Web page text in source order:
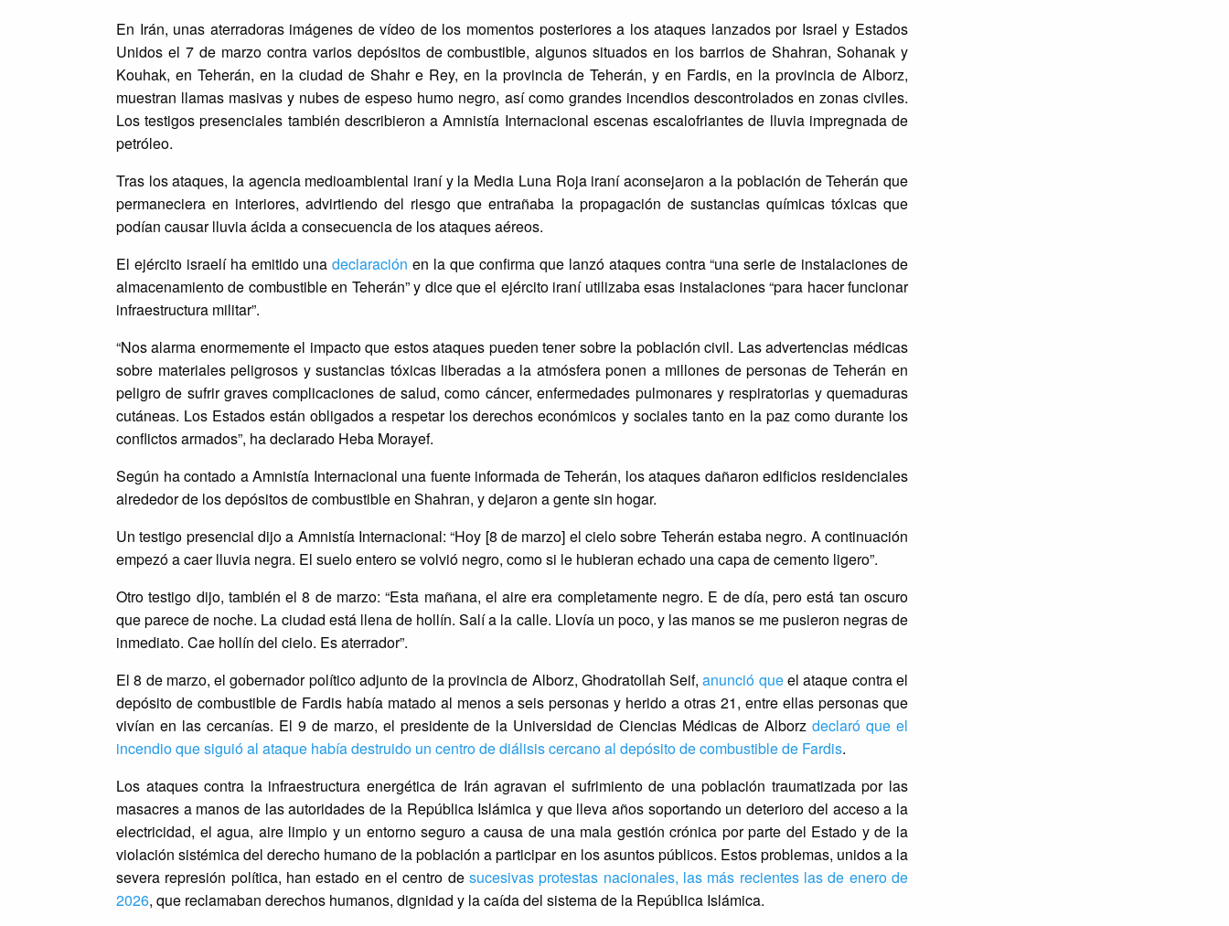
En Irán, unas aterradoras imágenes de vídeo de los momentos posteriores a los ataques lanzados por Israel y Estados
Unidos el 7 de marzo contra varios depósitos de combustible, algunos situados en los barrios de Shahran, Sohanak y
Kouhak, en Teherán, en la ciudad de Shahr e Rey, en la provincia de Teherán, y en Fardis, en la provincia de Alborz,
muestran llamas masivas y nubes de espeso humo negro, así como grandes incendios descontrolados en zonas civiles.
Los testigos presenciales también describieron a Amnistía Internacional escenas escalofriantes de lluvia impregnada de
petróleo.
Tras los ataques, la agencia medioambiental iraní y la Media Luna Roja iraní aconsejaron a la población de Teherán que
permaneciera en interiores, advirtiendo del riesgo que entrañaba la propagación de sustancias químicas tóxicas que
podían causar lluvia ácida a consecuencia de los ataques aéreos.
El ejército israelí ha emitido unadeclaración en la que confirma que lanzó ataques contra “una serie de instalaciones de
almacenamiento de combustible en Teherán” y dice que el ejército iraní utilizaba esas instalaciones “para hacer funcionar
infraestructura militar”.
“Nos alarma enormemente el impacto que estos ataques pueden tener sobre la población civil. Las advertencias médicas
sobre materiales peligrosos y sustancias tóxicas liberadas a la atmósfera ponen a millones de personas de Teherán en
peligro de sufrir graves complicaciones de salud, como cáncer, enfermedades pulmonares y respiratorias y quemaduras
cutáneas. Los Estados están obligados a respetar los derechos económicos y sociales tanto en la paz como durante los
conflictos armados”, ha declarado Heba Morayef.
Según ha contado a Amnistía Internacional una fuente informada de Teherán, los ataques dañaron edificios residenciales
alrededor de los depósitos de combustible en Shahran, y dejaron a gente sin hogar.
Un testigo presencial dijo a Amnistía Internacional: “Hoy [8 de marzo] el cielo sobre Teherán estaba negro. A continuación
empezó a caer lluvia negra. El suelo entero se volvió negro, como si le hubieran echado una capa de cemento ligero”.
Otro testigo dijo, también el 8 de marzo: “Esta mañana, el aire era completamente negro. E de día, pero está tan oscuro
que parece de noche. La ciudad está llena de hollín. Salí a la calle. Llovía un poco, y las manos se me pusieron negras de
inmediato. Cae hollín del cielo. Es aterrador”.
El 8 de marzo, el gobernador político adjunto de la provincia de Alborz, Ghodratollah Seif,anunció queel ataque contra el
depósito de combustible de Fardis había matado al menos a seis personas y herido a otras 21, entre ellas personas que
vivían en las cercanías. El 9 de marzo, el presidente de la Universidad de Ciencias Médicas de Alborzdeclaró que el
incendio que siguió al ataque había destruido un centro de diálisis cercano al depósito de combustible de Fardis.
Los ataques contra la infraestructura energética de Irán agravan el sufrimiento de una población traumatizada por las
masacres a manos de las autoridades de la República Islámica y que lleva años soportando un deterioro del acceso a la
electricidad, el agua, aire limpio y un entorno seguro a causa de una mala gestión crónica por parte del Estado y de la
violación sistémica del derecho humano de la población a participar en los asuntos públicos. Estos problemas, unidos a la
severa represión política, han estado en el centro de sucesivas protestas nacionales, las más recientes las de enero de
2026, que reclamaban derechos humanos, dignidad y la caída del sistema de la República Islámica.